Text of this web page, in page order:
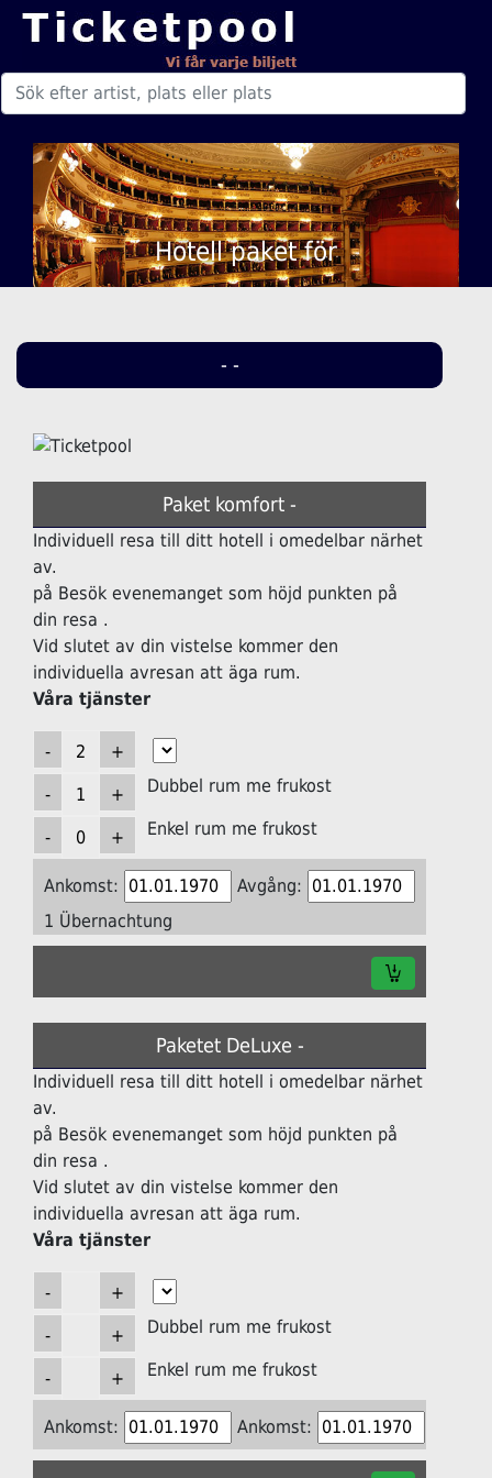
Hotell paket för
- -
Paket komfort -
Individuell resa till ditt hotell i omedelbar närhet
av.
på Besök evenemanget som höjd punkten på
din resa .
Vid slutet av din vistelse kommer den
individuella avresan att äga rum.
Våra tjänster
Dubbel rum me frukost
Enkel rum me frukost
Ankomst:
Avgång:
1 Übernachtung
Paketet DeLuxe -
Individuell resa till ditt hotell i omedelbar närhet
av.
på Besök evenemanget som höjd punkten på
din resa .
Vid slutet av din vistelse kommer den
individuella avresan att äga rum.
Våra tjänster
Dubbel rum me frukost
Enkel rum me frukost
Ankomst: Ankomst: